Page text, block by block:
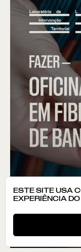
ESTE SITE USA
EXPERIÊNCIA